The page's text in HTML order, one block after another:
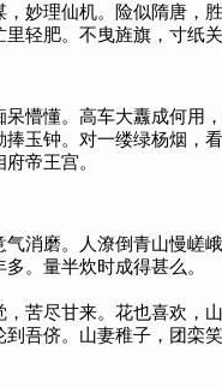
妙理仙机。险似隋唐，
轻肥。不曳旌旗，寸纸关
懵懂。高车大纛成何用，
玉钟。对一缕绿杨烟，
帝王宫。
消磨。人潦倒青山慢嵯峨
。量半炊时成得甚么。
苦尽甘来。花也喜欢，山
吾侪。山妻稚子，团栾笑